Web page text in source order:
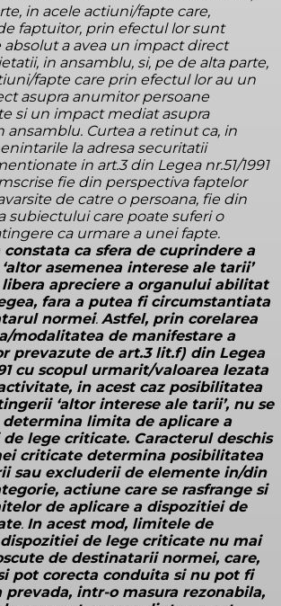
in acele actiuni/fapte care,
faptuitor, prin efectul lor sunt
a avea un impact direct
in ansamblu, si, pe de alta parte,
fapte care prin efectul lor au un
asupra anumitor persoane
si un impact mediat asupra
ansamblu. Curtea a retinut ca, in
la adresa securitatii
in art.3 din Legea nr.51/1991
fie din perspectiva faptelor
de catre o persoana, fie din
subiectului care poate suferi o
ca urmare a unei fapte.
constata ca sfera de cuprindere a
asemenea interese ale tarii’
apreciere a organului abilitat
fara a putea fi circumstantiata
normei. Astfel, prin corelarea
modalitatea de manifestare a
prevazute de art.3 lit.f) din Legea
cu scopul urmarit/valoarea lezata
in acest caz posibilitatea
‘altor interese ale tarii’, nu se
limita de aplicare a
lege criticate. Caracterul deschis
criticate determina posibilitatea
sau excluderii de elemente in/din
actiune care se rasfrange si
de aplicare a dispozitiei de
. In acest mod, limitele de
de lege criticate nu mai
de destinatarii normei, care,
pot corecta conduita si nu pot fi
prevada, intr-o masura rezonabila,